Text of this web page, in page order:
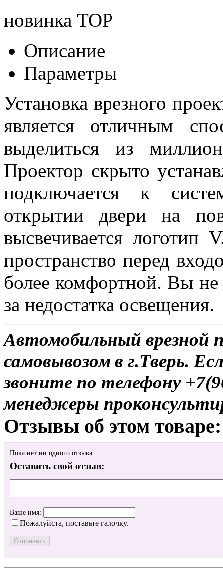
новинка TOP
Описание
Параметры
Установка врезного
является отличным
выделиться из
Проектор скрыто
подключается к
открытии двери на
высвечивается логотип
пространство перед
более комфортной. Вы не
за недостатка освещения.
Автомобильный врезной
самовывозом в г.Тверь.
звоните по телефону
менеджеры
Отзывы об этом товаре:
Пока нет ни одного отзыва
Оставить свой отзыв:
Ваше имя:
Пожалуйста, поставьте галочку.